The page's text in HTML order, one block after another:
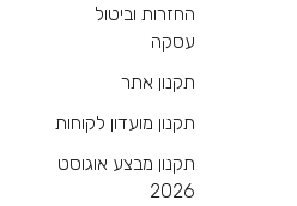
החזרות וביטול
עסקה
תקנון אתר
תקנון מועדון לקוחות
תקנון מבצע אוגוסט
2026